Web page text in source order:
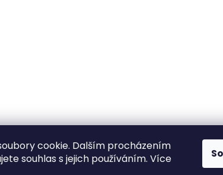
cookie. Dalším procházením
souhlas s jejich používáním. Více